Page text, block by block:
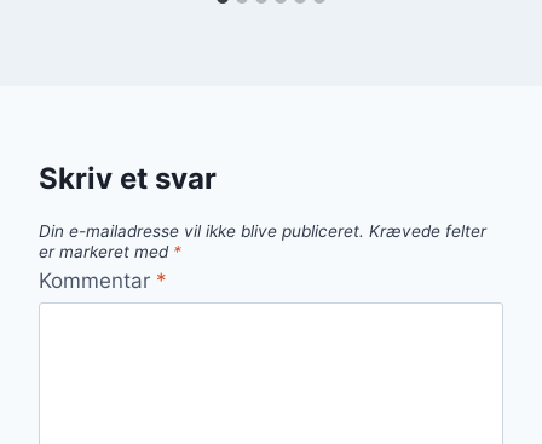
Skriv et svar
Din e-mailadresse vil ikke blive publiceret. Krævede felter
er markeret med *
Kommentar *